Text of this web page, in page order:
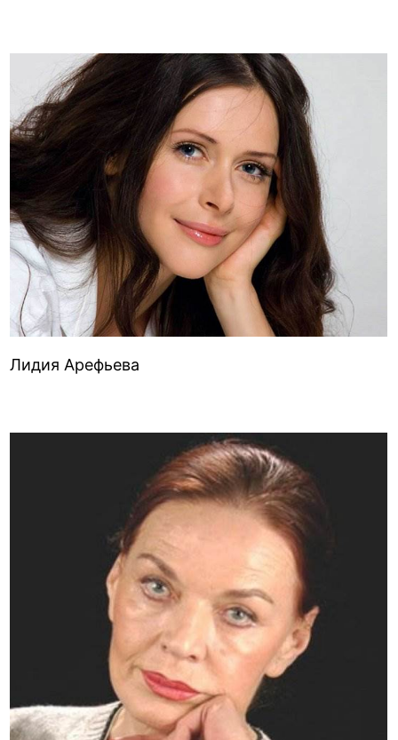
Лидия Арефьева